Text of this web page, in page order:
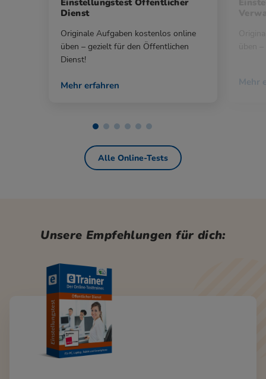
Dienst
Originale Aufgaben kostenlos online
üben – gezielt für den Öffentlichen
Dienst!
Mehr erfahren Mehr
Alle Online-Tests
Unsere Empfehlungen für dich: